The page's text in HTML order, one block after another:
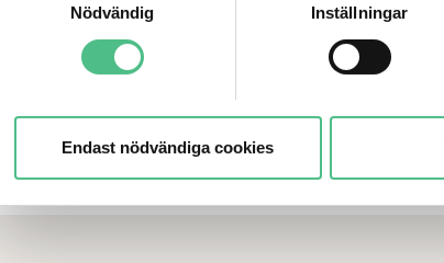
Nödvändig
Inställningar
Endast nödvändiga cookies
skapar en tydligare och mer rättvis
välkommen att kontakta oss.
oss om du undrar över något eller om har frågor till
08 - 615 89 00.